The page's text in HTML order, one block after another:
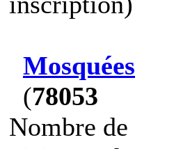
Mosquées
(78053
Nombre de